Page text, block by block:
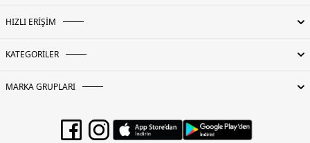
HIZLI ERİŞİM
KATEGORİLER
MARKA GRUPLARI